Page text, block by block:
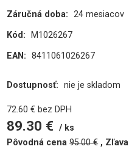
Záručná doba: 24 mesiacov
Kód:
M1026267
EAN: 8411061026267
Dostupnosť: nie je skladom
72.60 €bez DPH
89.30 €
ks
Pôvodná cena 95.00€ Zľava